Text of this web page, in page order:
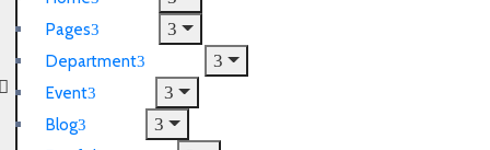
Pages
Department
Event
Blog